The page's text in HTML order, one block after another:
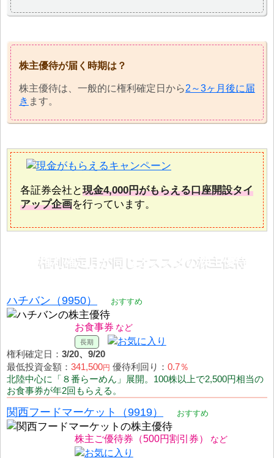
株主優待が届く時期は？
株主優待は、一般的に権利確定日から2～3ヶ月後に届
き ます。
各証券会社と現金4,000円がもらえる口座開設タイ
アップ企画を行っています。
権利確定月が同じオススメの株主優待
ハチバン（9950） おすすめ
お食事券
権利確定日： 3/20、9/20
最低投資金額： 341,500円 優待利回り： 0.7％
北陸中心に「８番らーめん」展開。100株以上で2,500円相当の
お食事券が年2回もらえる。
関西フードマーケット（9919） おすすめ
株主ご優待券（500円割引券）